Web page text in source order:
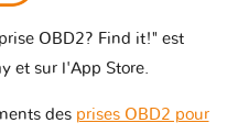
OBD2? Find it!" est
et sur l'App Store.
des prises OBD2 pour